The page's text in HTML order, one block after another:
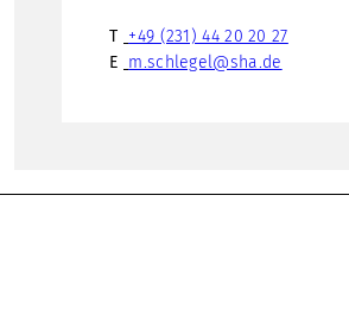
T +49 (231) 44 20 20 27
E m.schlegel@sha.de